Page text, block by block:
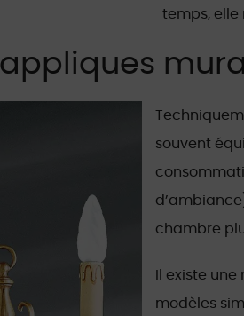
temps, elle
souvent
chambre
Il existe
modèles